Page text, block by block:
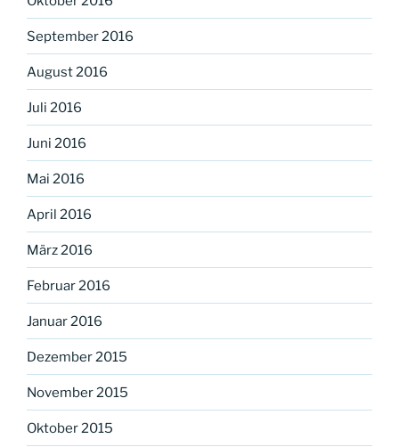
September 2016
August 2016
Juli 2016
Juni 2016
Mai 2016
April 2016
März 2016
Februar 2016
Januar 2016
Dezember 2015
November 2015
Oktober 2015